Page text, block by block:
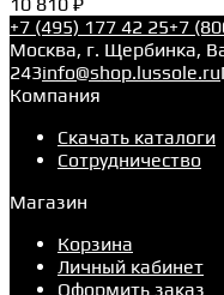
+7 (495) 177 42 25+7
Москва, г. Щербинка,
243info@shop.lussole.ru
Компания
Скачать каталоги
Сотрудничество
Магазин
Корзина
Личный кабинет
Оформить заказ